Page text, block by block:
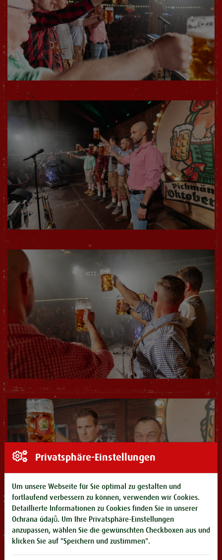
Privatsphäre-Einstellungen
Um unsere Webseite für Sie optimal zu gestalten und
fortlaufend verbessern zu können, verwenden wir Cookies.
Detaillierte Informationen zu Cookies finden Sie in unserer
Ochrana údajů. Um Ihre Privatsphäre-Einstellungen
anzupassen, wählen Sie die gewünschten Checkboxen aus und
klicken Sie auf "Speichern und zustimmen".